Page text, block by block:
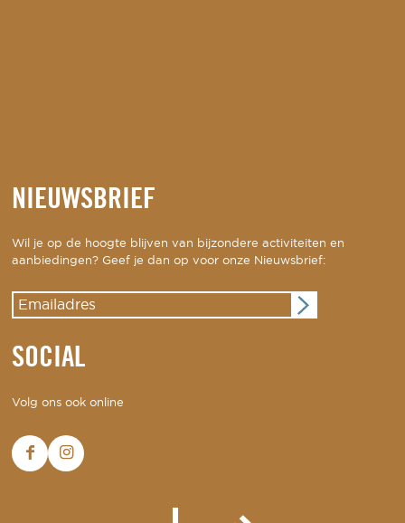
NIEUWSBRIEF
Wil je op de hoogte blijven van bijzondere activiteiten en
aanbiedingen? Geef je dan op voor onze Nieuwsbrief:
SOCIAL
Volg ons ook online